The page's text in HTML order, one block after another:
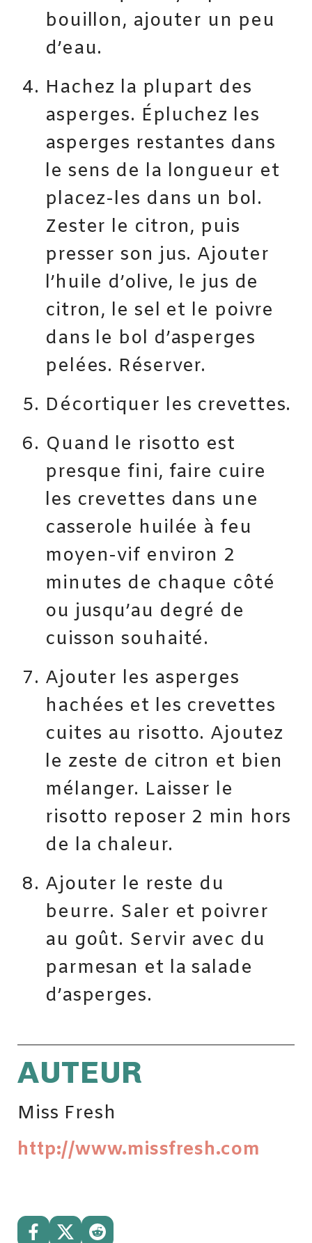
bouillon, ajouter un peu
d’eau.
Hachez la plupart des
asperges. Épluchez les
asperges restantes dans
le sens de la longueur et
placez-les dans un bol.
Zester le citron, puis
presser son jus. Ajouter
l’huile d’olive, le jus de
citron, le sel et le poivre
dans le bol d’asperges
pelées. Réserver.
Décortiquer les crevettes.
Quand le risotto est
presque fini, faire cuire
les crevettes dans une
casserole huilée à feu
moyen-vif environ 2
minutes de chaque côté
ou jusqu’au degré de
cuisson souhaité.
Ajouter les asperges
hachées et les crevettes
cuites au risotto. Ajoutez
le zeste de citron et bien
mélanger. Laisser le
risotto reposer 2 min hors
de la chaleur.
Ajouter le reste du
beurre. Saler et poivrer
au goût. Servir avec du
parmesan et la salade
d’asperges.
AUTEUR
Miss Fresh
http://www.missfresh.com